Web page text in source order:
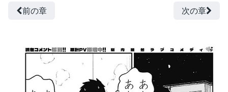
履歴
前の章 次の章